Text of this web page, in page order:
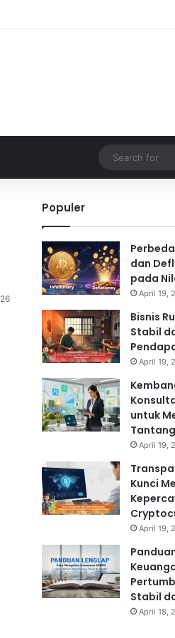
26
Populer
dan
pada
April 19,
Bisnis
Stabil
April 19,
untuk
April 19,
Kunci
April 19,
Stabil
April 18,